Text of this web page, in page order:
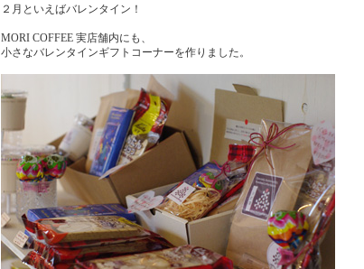
２月といえばバレンタイン！
MORI COFFEE 実店舗内にも、
小さなバレンタインギフトコーナーを作りました。